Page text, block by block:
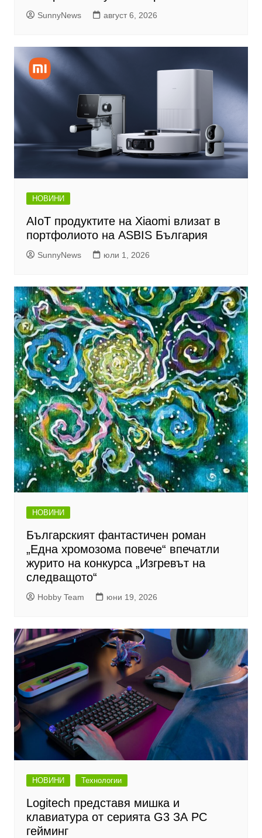
SunnyNews август 6, 2026
НОВИНИ
AIoT продуктите на Xiaomi влизат в
портфолиото на ASBIS България
SunnyNews юли 1, 2026
НОВИНИ
Българският фантастичен роман
„Една хромозома повече“ впечатли
журито на конкурса „Изгревът на
следващото“
Hobby Team юни 19, 2026
НОВИНИ Технологии
Logitech представя мишка и
клавиатура от серията G3 ЗА PC
гейминг